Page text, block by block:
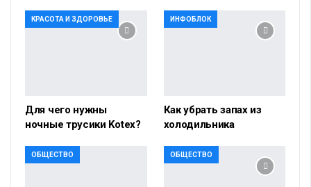
КРАСОТА И ЗДОРОВЬЕ
Для чего нужны
ночные трусики Kotex?
ИНФОБЛОК
Как убрать запах из
холодильника
ОБЩЕСТВО ОБЩЕСТВО